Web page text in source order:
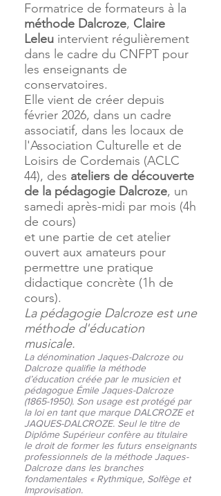
Formatrice de formateurs à la
méthode Dalcroze, Claire
Leleu intervient régulièrement
dans le cadre du CNFPT pour
les enseignants de
conservatoires.
Elle vient de créer depuis
février 2026, dans un cadre
associatif, dans les locaux de
l'Association Culturelle et de
Loisirs de Cordemais (ACLC
44), des ateliers de découverte
de la pédagogie Dalcroze, un
samedi après-midi par mois (4h
de cours)
et une partie de cet atelier
ouvert aux amateurs pour
permettre une pratique
didactique concrète (1h de
cours).
La pédagogie Dalcroze est une
méthode d'éducation
musicale.
La dénomination Jaques-Dalcroze ou
Dalcroze qualifie la méthode
d’éducation créée par le musicien et
pédagogue Émile Jaques-Dalcroze
(1865-1950). Son usage est protégé par
la loi en tant que marque DALCROZE et
JAQUES-DALCROZE. Seul le titre de
Diplôme Supérieur confère au titulaire
le droit de former les futurs enseignants
professionnels de la méthode Jaques-
Dalcroze dans les branches
fondamentales « Rythmique, Solfège et
Improvisation.